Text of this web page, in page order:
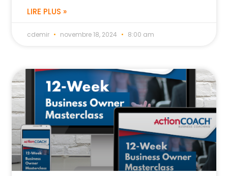
LIRE PLUS »
cdemir novembre 18, 2024 8:00 am